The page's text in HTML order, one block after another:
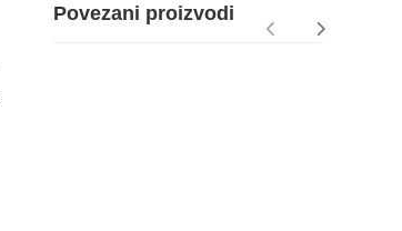
Povezani proizvodi